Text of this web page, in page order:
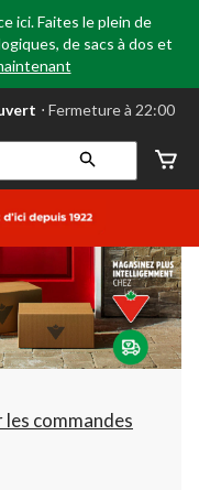
ici. Faites le plein de
de sacs à dos et
⋅ Fermeture à 22:00
commandes